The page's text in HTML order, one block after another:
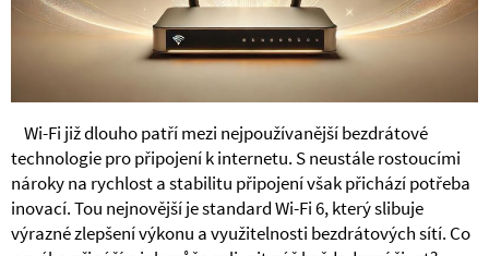
Wi-Fi již dlouho patří mezi nejpoužívanější bezdrátové
technologie pro připojení k internetu. S neustále rostoucími
nároky na rychlost a stabilitu připojení však přichází potřeba
inovací. Tou nejnovější je standard Wi-Fi 6, který slibuje
výrazné zlepšení výkonu a využitelnosti bezdrátových sítí. Co